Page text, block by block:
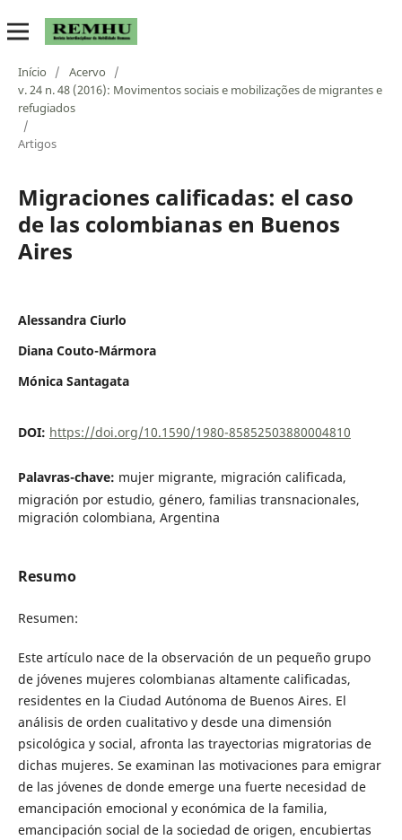
Início / Acervo
/
v. 24 n. 48 (2016): Movimentos sociais e mobilizações de migrantes e
refugiados
/
Artigos
Migraciones calificadas: el caso
de las colombianas en Buenos
Aires
Alessandra Ciurlo
Diana Couto-Mármora
Mónica Santagata
DOI: https://doi.org/10.1590/1980-85852503880004810
Palavras-chave: mujer migrante, migración calificada,
migración por estudio, género, familias transnacionales,
migración colombiana, Argentina
Resumo
Resumen:
Este artículo nace de la observación de un pequeño grupo
de jóvenes mujeres colombianas altamente calificadas,
residentes en la Ciudad Autónoma de Buenos Aires. El
análisis de orden cualitativo y desde una dimensión
psicológica y social, afronta las trayectorias migratorias de
dichas mujeres. Se examinan las motivaciones para emigrar
de las jóvenes de donde emerge una fuerte necesidad de
emancipación emocional y económica de la familia,
emancipación social de la sociedad de origen, encubiertas